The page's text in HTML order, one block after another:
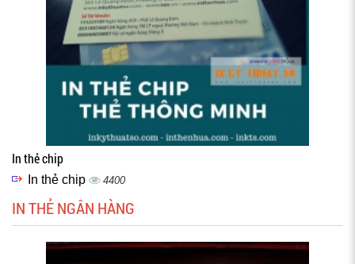
In thẻ chip
In thẻ chip 4400
IN THẺ NGÂN HÀNG